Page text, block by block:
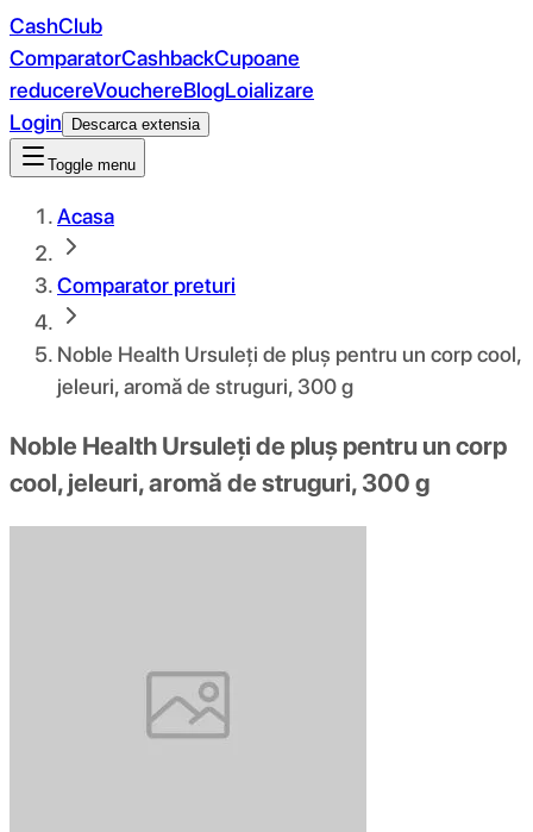
CashClub
ComparatorCashbackCupoane
reducereVouchereBlogLoializare
Login
Descarca extensia
Toggle menu
Acasa
Comparator preturi
Noble Health Ursuleți de pluș pentru un corp cool,
jeleuri, aromă de struguri, 300 g
Noble Health Ursuleți de pluș pentru un corp
cool, jeleuri, aromă de struguri, 300 g